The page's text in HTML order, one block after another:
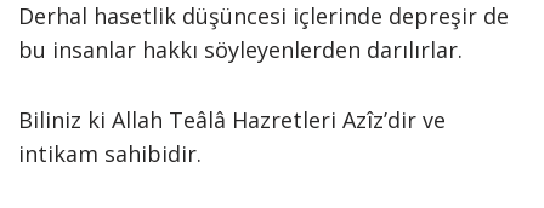
Derhal hasetlik düşüncesi içlerinde depreşir de
bu insanlar hakkı söyleyenlerden darılırlar.
Biliniz ki Allah Teâlâ Hazretleri Azîz’dir ve
intikam sahibidir.